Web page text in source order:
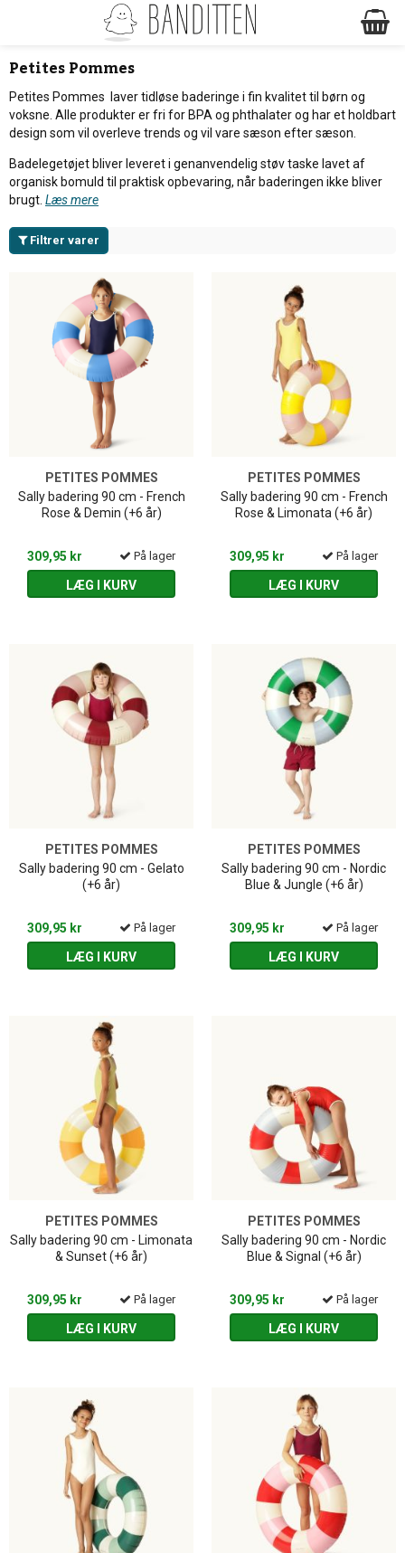
Petites Pommes
Petites Pommes laver tidløse baderinge i fin kvalitet til børn og
voksne. Alle produkter er fri for BPA og phthalater og har et holdbart
design som vil overleve trends og vil vare sæson efter sæson.
Badelegetøjet bliver leveret i genanvendelig støv taske lavet af
organisk bomuld til praktisk opbevaring, når baderingen ikke bliver
brugt. Læs mere
Filtrer varer
PETITES POMMES
Sally badering 90 cm - French
Rose & Demin (+6 år)
309,95 kr På lager
LÆG I KURV
PETITES POMMES
Sally badering 90 cm - French
Rose & Limonata (+6 år)
309,95 kr På lager
LÆG I KURV
PETITES POMMES
Sally badering 90 cm - Gelato
(+6 år)
309,95 kr På lager
LÆG I KURV
PETITES POMMES
Sally badering 90 cm - Nordic
Blue & Jungle (+6 år)
309,95 kr På lager
LÆG I KURV
PETITES POMMES
Sally badering 90 cm - Limonata
& Sunset (+6 år)
309,95 kr På lager
LÆG I KURV
PETITES POMMES
Sally badering 90 cm - Nordic
Blue & Signal (+6 år)
309,95 kr På lager
LÆG I KURV